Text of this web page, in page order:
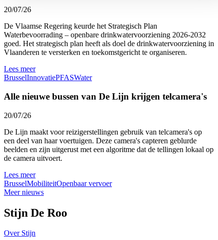
20/07/26
De Vlaamse Regering keurde het Strategisch Plan
Waterbevoorrading – openbare drinkwatervoorziening 2026-2032
goed. Het strategisch plan heeft als doel de drinkwatervoorziening in
Vlaanderen te versterken en toekomstgericht te organiseren.
Lees meer
BrusselInnovatiePFASWater
Alle nieuwe bussen van De Lijn krijgen telcamera's
20/07/26
De Lijn maakt voor reizigerstellingen gebruik van telcamera's op
een deel van haar voertuigen. Deze camera's capteren geblurde
beelden en zijn uitgerust met een algoritme dat de tellingen lokaal op
de camera uitvoert.
Lees meer
BrusselMobiliteitOpenbaar vervoer
Meer nieuws
Stijn De Roo
Over Stijn